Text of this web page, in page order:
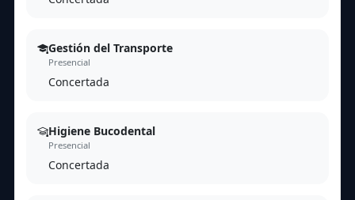
Gestión del Transporte
Presencial
Concertada
Higiene Bucodental
Presencial
Concertada